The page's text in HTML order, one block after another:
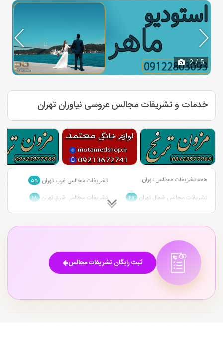
2/ 5
خدمات و تشریفات مجالس عروسی نیاوران تهران
همه تشریفات مجالس تهران تشریفات مجالس غرب تهران ۵۵
تشریفات مجالس شمال تهران ۶۷ تشریفات مجالس شرق تهران ۱۸
تشریفات مجالس شمال شرق تهران ۱
تشریفات مجالس احمد آباد مستوفی
تشریفات مجالس مرکز تهران
ثبت رایگان تشریفات مجالس